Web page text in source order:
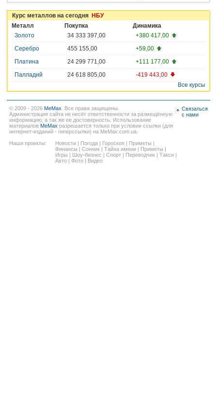
Курс металлов на сегодня НБУ
Металл
Покупка
Динамика
Золото
34 333 397,00
+380 417,00
Серебро
455 155,00
+59,00
Платина
24 299 771,00
+111 177,00
Палладий
24 618 805,00
-419 443,00
Все курсы
© 2009 - 2026 MeMax . Все права защищены.
Администрация сайта не несёт ответственности за размещённую
информацию, а так же ее достоверность. Использование
материалов MeMax разрешается только при условии ссылки (для
интернет-изданий - гиперссылки) на MeMax.com.ua.
Наши проекты:
Новости | Погода | Гороскоп | Приметы |
Финансы | Сонник | Тайна имени | Приметы |
Игры | Шоу-бизнес | Спорт | Переводчик | Такси |
Авто | Фото | Видео
Связаться
с нами